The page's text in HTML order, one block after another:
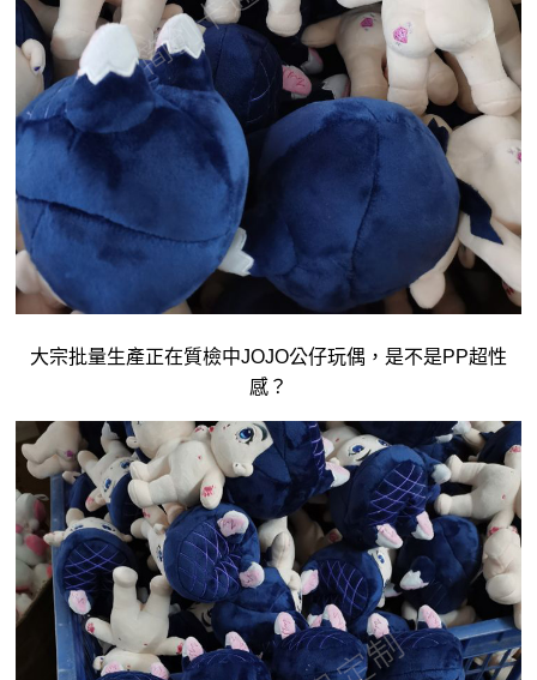
大宗批量生產正在質檢中JOJO公仔玩偶，是不是PP超性
感？